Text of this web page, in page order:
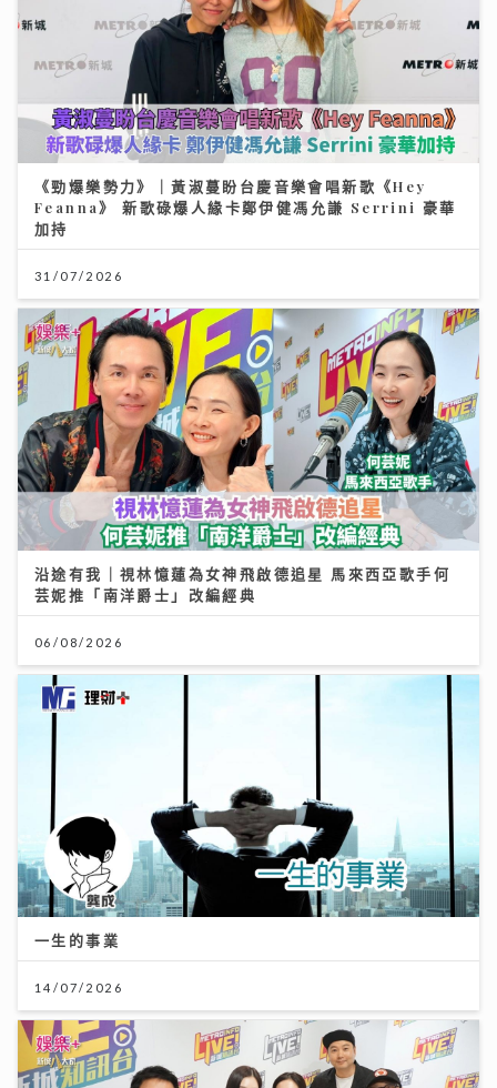
《勁爆樂勢力》｜黃淑蔓盼台慶音樂會唱新歌《Hey
Feanna》 新歌碌爆人緣卡鄭伊健馮允謙 Serrini 豪華
加持
31/07/2026
沿途有我｜視林憶蓮為女神飛啟德追星 馬來西亞歌手何
芸妮推「南洋爵士」改編經典
06/08/2026
一生的事業
14/07/2026